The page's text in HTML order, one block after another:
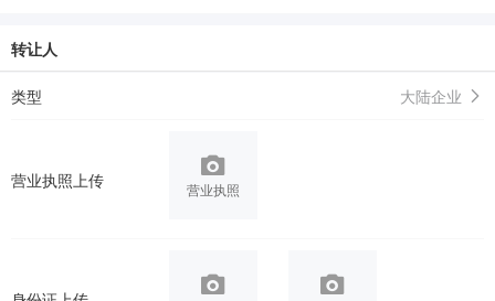
转让人
类型 大陆企业
营业执照上传 营业执照